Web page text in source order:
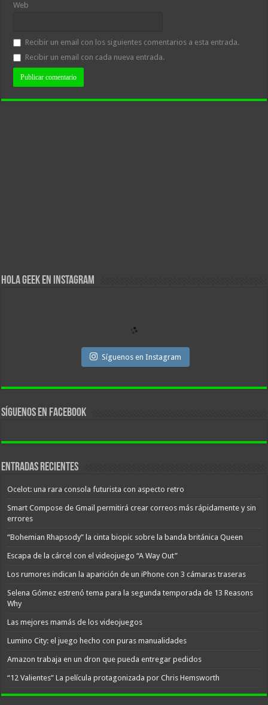
Web
Recibir un email con los siguientes comentarios a esta entrada.
Recibir un email con cada nueva entrada.
Hola Geek en Instagram
Síguenos en Instagram
Síguenos en facebook
Entradas recientes
Ocelot: una rara consola futurista con aspecto retro
Smart Compose de Gmail permitirá crear correos más rápidamente y sin
errores
“Bohemian Rhapsody” la cinta biopic sobre la banda británica Queen
Escapa de la cárcel con el videojuego “A Way Out”
Los rumores indican la aparición de un iPhone con 3 cámaras traseras
Selena Gómez estrenó tema para la segunda temporada de 13 Reasons
Why
Las mejores mamás de los videojuegos
Lumino City: el juego hecho con puras manualidades
Amazon trabaja en un dron que pueda entregar pedidos
“12 Valientes” La película protagonizada por Chris Hemsworth